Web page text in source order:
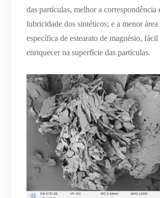
das partículas, melhor a correspondência
lubricidade dos sintéticos; e a menor
específica de estearato de magnésio, fácil
enriquecer na superfície das partículas.